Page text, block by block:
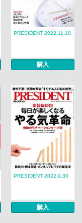
PRESIDENT 2022.11.18
購入
PRESIDENT 2022.9.30
購入